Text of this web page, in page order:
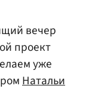
вечер
проект
уже
Натальи